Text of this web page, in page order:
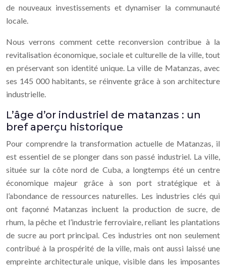
de nouveaux investissements et dynamiser la communauté
locale.
Nous verrons comment cette reconversion contribue à la
revitalisation économique, sociale et culturelle de la ville, tout
en préservant son identité unique. La ville de Matanzas, avec
ses 145 000 habitants, se réinvente grâce à son architecture
industrielle.
L’âge d’or industriel de matanzas : un
bref aperçu historique
Pour comprendre la transformation actuelle de Matanzas, il
est essentiel de se plonger dans son passé industriel. La ville,
située sur la côte nord de Cuba, a longtemps été un centre
économique majeur grâce à son port stratégique et à
l’abondance de ressources naturelles. Les industries clés qui
ont façonné Matanzas incluent la production de sucre, de
rhum, la pêche et l’industrie ferroviaire, reliant les plantations
de sucre au port principal. Ces industries ont non seulement
contribué à la prospérité de la ville, mais ont aussi laissé une
empreinte architecturale unique, visible dans les imposantes